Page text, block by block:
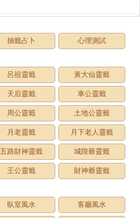
抽籤占卜 心理測試
呂祖靈籤 黃大仙靈籤
天后靈籤 車公靈籤
周公靈籤 土地公靈籤
月老靈籤 月下老人靈籤
五路財神靈籤 城隍爺靈籤
王公靈籤 財神爺靈籤
臥室風水 客廳風水